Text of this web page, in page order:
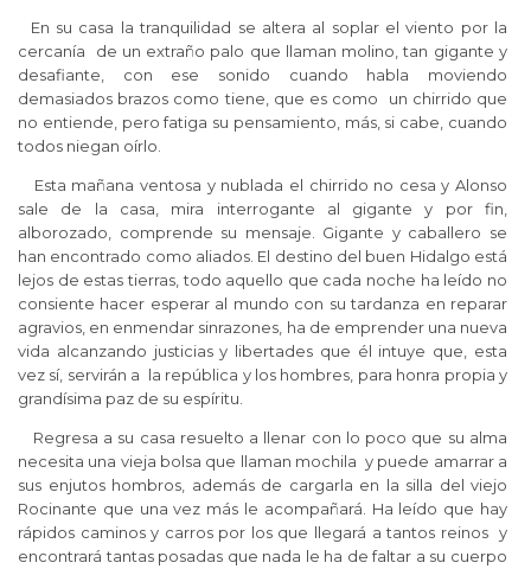
En su casa la tranquilidad se altera al soplar el viento por la
cercanía de un extraño palo que llaman molino, tan gigante y
desafiante, con ese sonido cuando habla moviendo
demasiados brazos como tiene, que es como un chirrido que
no entiende, pero fatiga su pensamiento, más, si cabe, cuando
todos niegan oírlo.
Esta mañana ventosa y nublada el chirrido no cesa y Alonso
sale de la casa, mira interrogante al gigante y por fin,
alborozado, comprende su mensaje. Gigante y caballero se
han encontrado como aliados. El destino del buen Hidalgo está
lejos de estas tierras, todo aquello que cada noche ha leído no
consiente hacer esperar al mundo con su tardanza en reparar
agravios, en enmendar sinrazones, ha de emprender una nueva
vida alcanzando justicias y libertades que él intuye que, esta
vez sí, servirán a la república y los hombres, para honra propia y
grandísima paz de su espíritu.
Regresa a su casa resuelto a llenar con lo poco que su alma
necesita una vieja bolsa que llaman mochila y puede amarrar a
sus enjutos hombros, además de cargarla en la silla del viejo
Rocinante que una vez más le acompañará. Ha leído que hay
rápidos caminos y carros por los que llegará a tantos reinos y
encontrará tantas posadas que nada le ha de faltar a su cuerpo